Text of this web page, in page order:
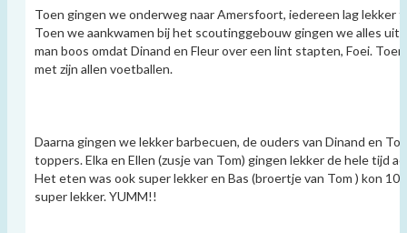
Toen gingen we onderweg naar Amersfoort, iedereen lag
Toen we aankwamen bij het scoutinggebouw gingen we alles
man boos omdat Dinand en Fleur over een lint stapten, Foei.
met zijn allen voetballen.
Daarna gingen we lekker barbecuen, de ouders van Dinand en
toppers. Elka en Ellen (zusje van Tom) gingen lekker de hele tijd
Het eten was ook super lekker en Bas (broertje van Tom ) kon
super lekker. YUMM!!